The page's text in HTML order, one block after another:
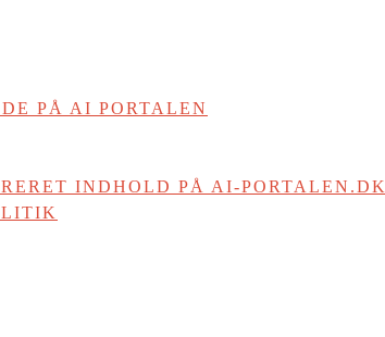
PÅ AI PORTALEN
INDHOLD PÅ AI-PORTALEN.DK